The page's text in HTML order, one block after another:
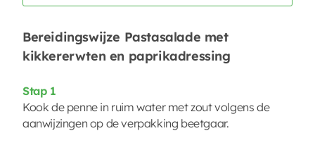
Bereidingswijze Pastasalade met
kikkererwten en paprikadressing
Stap 1
Kook de penne in ruim water met zout volgens de
aanwijzingen op de verpakking beetgaar.